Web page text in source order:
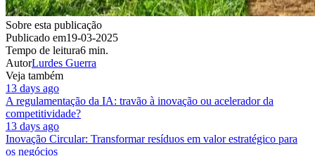
Sobre esta publicação
Publicado em19-03-2025
Tempo de leitura6 min.
AutorLurdes Guerra
Veja também
13 days ago
A regulamentação da IA: travão à inovação ou acelerador da
competitividade?
13 days ago
Inovação Circular: Transformar resíduos em valor estratégico para
os negócios